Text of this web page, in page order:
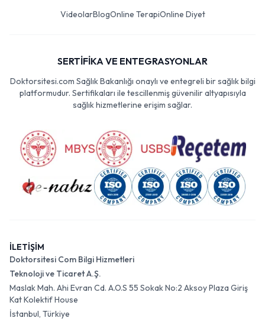
VideolarBlogOnline TerapiOnline Diyet
SERTİFİKA VE ENTEGRASYONLAR
Doktorsitesi.com Sağlık Bakanlığı onaylı ve entegreli bir sağlık bilgi
platformudur. Sertifikaları ile tescillenmiş güvenilir altyapısıyla
sağlık hizmetlerine erişim sağlar.
İLETİŞİM
Doktorsitesi Com Bilgi Hizmetleri
Teknoloji ve Ticaret A.Ş.
Maslak Mah. Ahi Evran Cd. A.O.S 55 Sokak No:2 Aksoy Plaza Giriş
Kat Kolektif House
İstanbul, Türkiye